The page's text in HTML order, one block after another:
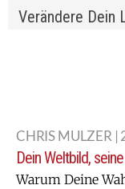
Verändere Dein
CHRIS MULZER |
Dein Weltbild,
Warum Deine